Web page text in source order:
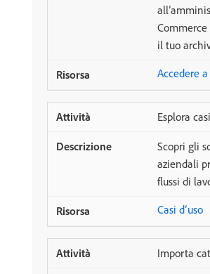
il tuo
Accedere
Esplora
Scopri gli
aziendali
flussi di
Casi d’uso
Importa